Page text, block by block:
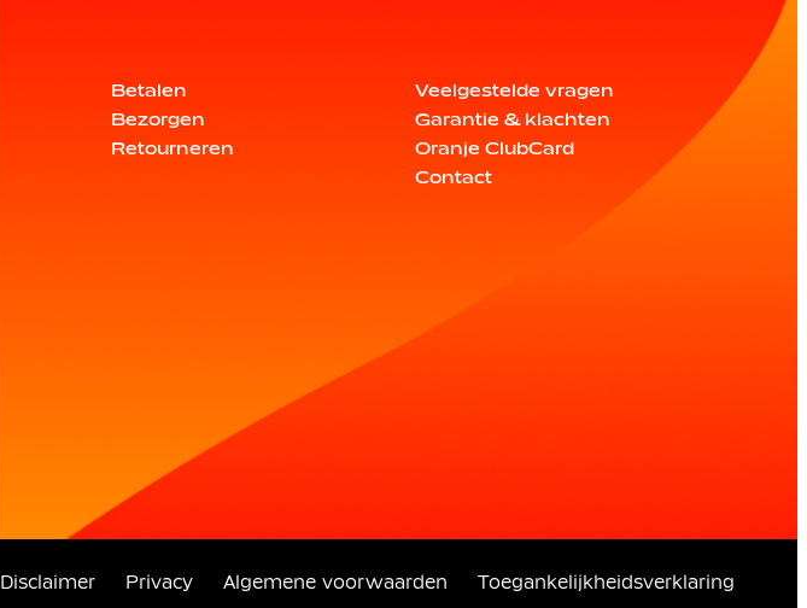
Betalen
Bezorgen
Retourneren
Veelgestelde vragen
Garantie & klachten
Oranje ClubCard
Contact
Disclaimer Privacy Algemene voorwaarden Toegankelijkheidsverklaring